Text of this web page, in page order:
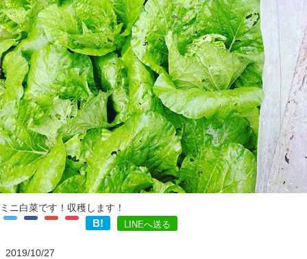
ミニ白菜です！収穫します！
B! LINEへ送る
2019/10/27